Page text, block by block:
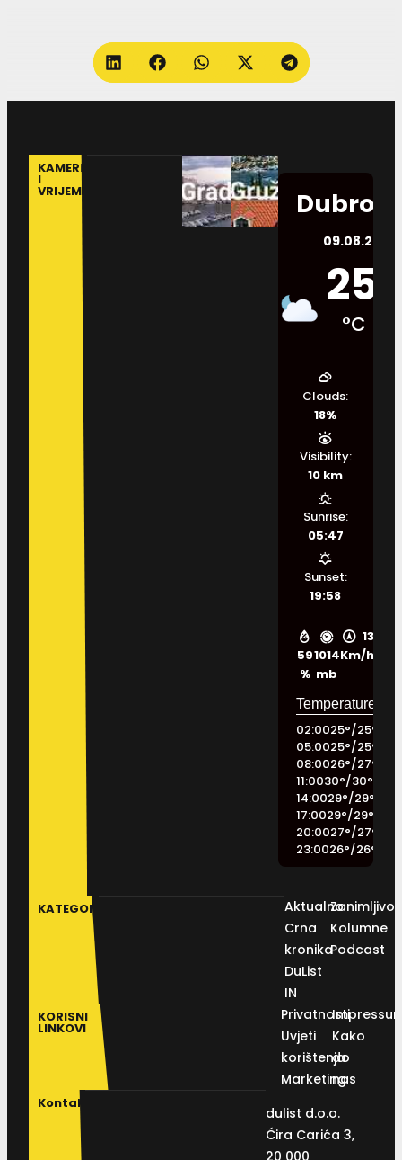
KAMERE
I
VRIJEME
09.08.2026.
25
°C
59
%
1014
mb
13
Km/h
Clouds:
18%
Visibility:
10 km
Sunrise:
05:47
Sunset:
19:58
02:0025°/25°
05:0025°/25°
08:0026°/27°
11:0030°/30°
14:0029°/29°
17:0029°/29°
20:0027°/27°
23:0026°/26°
KATEGORIJE
Aktualno
Crna
kronika
DuList
IN
Kolumne
Podcast
KORISNI
LINKOVI
Privatnosti
Uvjeti
korištenja
Marketing
Kako
do
nas
Kontakt
dulist d.o.o.
Ćira Carića 3,